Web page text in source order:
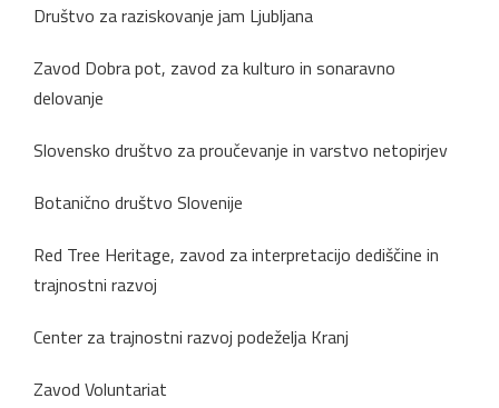
Društvo za raziskovanje jam Ljubljana
Zavod Dobra pot, zavod za kulturo in sonaravno
delovanje
Slovensko društvo za proučevanje in varstvo netopirjev
Botanično društvo Slovenije
Red Tree Heritage, zavod za interpretacijo dediščine in
trajnostni razvoj
Center za trajnostni razvoj podeželja Kranj
Zavod Voluntariat